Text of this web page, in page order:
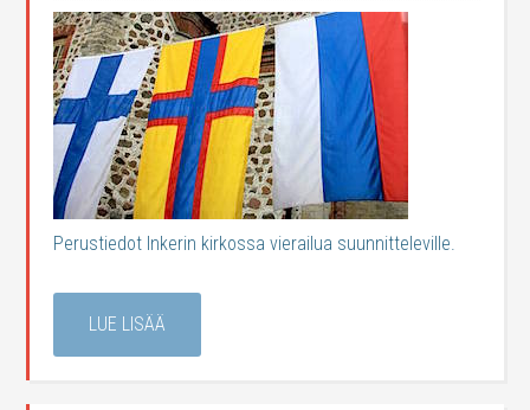
Perustiedot Inkerin kirkossa vierailua suunnitteleville.
LUE LISÄÄ